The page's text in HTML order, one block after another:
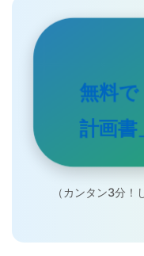
無料で
計画書
（カンタン3分！